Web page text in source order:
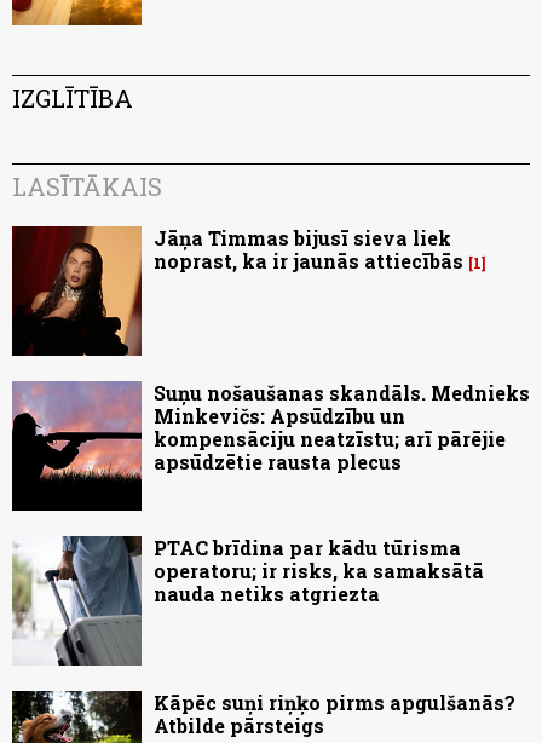
IZGLĪTĪBA
LASĪTĀKAIS
Jāņa Timmas bijusī sieva liek
noprast, ka ir jaunās attiecībās
1
Suņu nošaušanas skandāls. Mednieks
Minkevičs: Apsūdzību un
kompensāciju neatzīstu; arī pārējie
apsūdzētie rausta plecus
PTAC brīdina par kādu tūrisma
operatoru; ir risks, ka samaksātā
nauda netiks atgriezta
Kāpēc suņi riņķo pirms apgulšanās?
Atbilde pārsteigs